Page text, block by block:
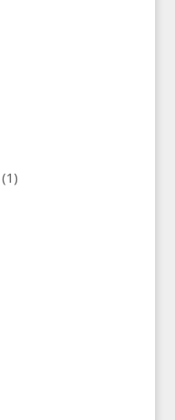
(1)